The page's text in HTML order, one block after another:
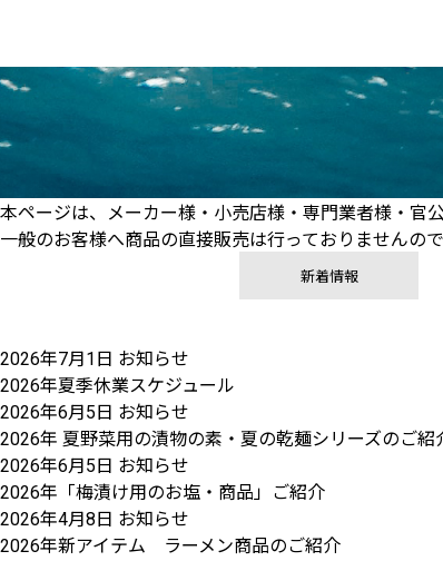
本ページは、メーカー様・小売店様・専門業者様・官
一般のお客様へ商品の直接販売は行っておりませんの
新着情報
2026年7月1日 お知らせ
2026年夏季休業スケジュール
2026年6月5日 お知らせ
2026年 夏野菜用の漬物の素・夏の乾麺シリーズのご紹
2026年6月5日 お知らせ
2026年「梅漬け用のお塩・商品」ご紹介
2026年4月8日 お知らせ
2026年新アイテム ラーメン商品のご紹介